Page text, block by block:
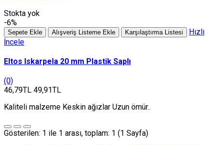
Stokta yok
-6%
Sepete Ekle Alışveriş Listeme Ekle Karşılaştırma Listesi
Hızlı
İncele
Eltos Iskarpela 20 mm Plastik Saplı
(0)
46,79TL 49,91TL
Kaliteli malzeme Keskin ağızlar Uzun ömür..
Gösterilen: 1 ile 1 arası, toplam: 1 (1 Sayfa)